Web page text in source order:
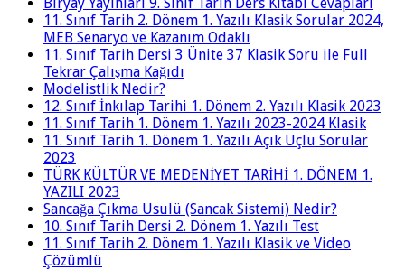
11. Sınıf Tarih 2. Dönem 1. Yazılı Klasik Sorular 2024,
MEB Senaryo ve Kazanım Odaklı
11. Sınıf Tarih Dersi 3 Ünite 37 Klasik Soru ile Full
Tekrar Çalışma Kağıdı
Modelistlik Nedir?
12. Sınıf İnkılap Tarihi 1. Dönem 2. Yazılı Klasik 2023
11. Sınıf Tarih 1. Dönem 1. Yazılı 2023-2024 Klasik
11. Sınıf Tarih 1. Dönem 1. Yazılı Açık Uçlu Sorular
2023
TÜRK KÜLTÜR VE MEDENİYET TARİHİ 1. DÖNEM 1.
YAZILI 2023
Sancağa Çıkma Usulü (Sancak Sistemi) Nedir?
10. Sınıf Tarih Dersi 2. Dönem 1. Yazılı Test
11. Sınıf Tarih 2. Dönem 1. Yazılı Klasik ve Video
Çözümlü